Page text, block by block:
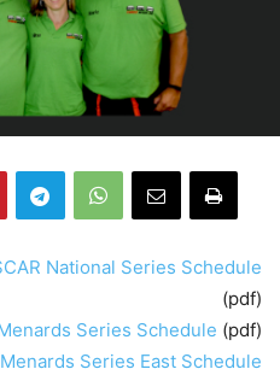
National Series Schedule
(pdf)
Series Schedule (pdf)
Series East Schedule